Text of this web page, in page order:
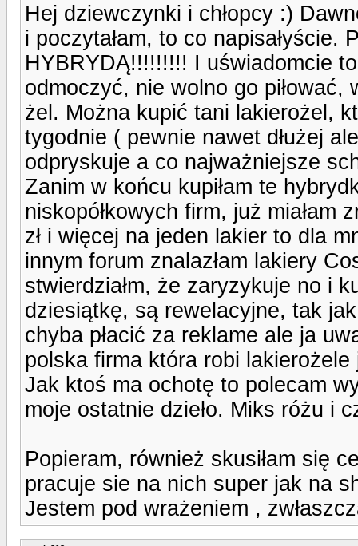
Hej dziewczynki i chłopcy :)
i poczytałam, to co napisałyście.
HYBRYDĄ!!!!!!!!! I uświadomcie
odmoczyć, nie wolno go
żel. Można kupić tani lakierożel,
tygodnie ( pewnie nawet dłużej
odpryskuje a co najważniejsze
Zanim w końcu kupiłam te
niskopółkowych firm, już miałam
zł i więcej na jeden lakier to dla
innym forum znalazłam lakiery
stwierdziałm, że zaryzykuje no i
dziesiątkę, są rewelacyjne, tak
chyba płacić za reklame ale ja
polska firma która robi
Jak ktoś ma ochotę to polecam
moje ostatnie dzieło. Miks różu i
Popieram, również skusiłam się
pracuje sie na nich super jak na
Jestem pod wrażeniem ,